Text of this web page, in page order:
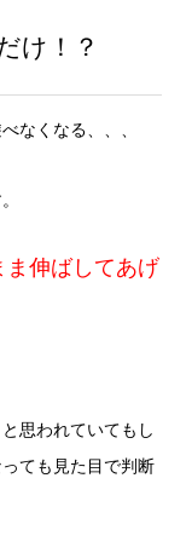
け！？
なくなる、、、
ま伸ばしてあげ
思われていてもし
ても見た目で判断